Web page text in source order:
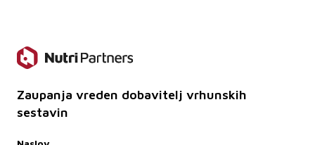
Zaupanja vreden dobavitelj vrhunskih
sestavin